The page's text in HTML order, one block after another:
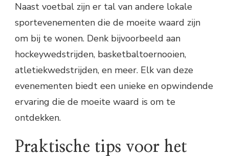
Naast voetbal zijn er tal van andere lokale
sportevenementen die de moeite waard zijn
om bij te wonen. Denk bijvoorbeeld aan
hockeywedstrijden, basketbaltoernooien,
atletiekwedstrijden, en meer. Elk van deze
evenementen biedt een unieke en opwindende
ervaring die de moeite waard is om te
ontdekken.
Praktische tips voor het